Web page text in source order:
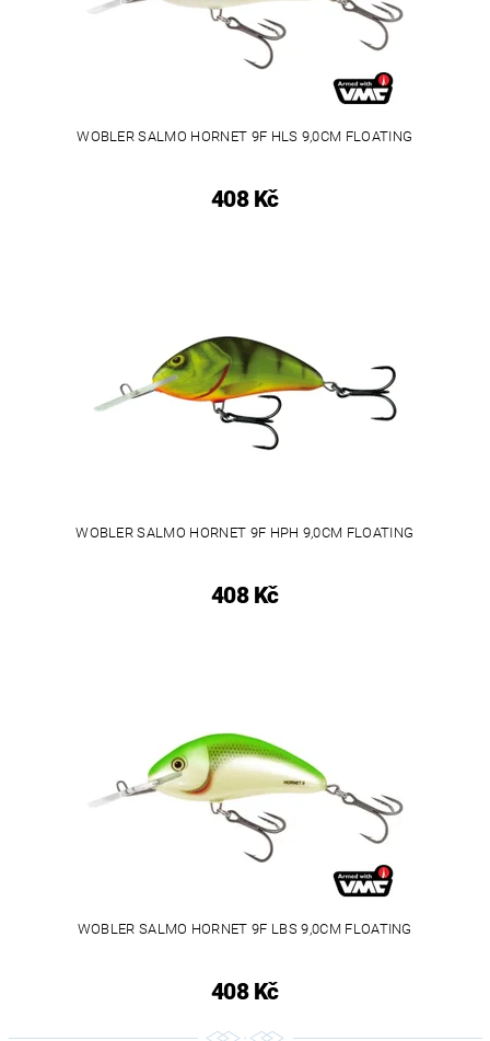
WOBLER SALMO HORNET 9F HLS 9,0CM FLOATING
408 Kč
WOBLER SALMO HORNET 9F HPH 9,0CM FLOATING
408 Kč
WOBLER SALMO HORNET 9F LBS 9,0CM FLOATING
408 Kč